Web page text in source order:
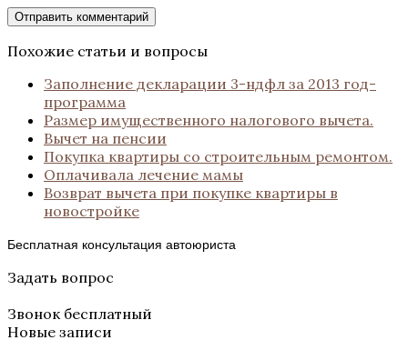
Похожие статьи и вопросы
Заполнение декларации 3-ндфл за 2013 год-
программа
Размер имущественного налогового вычета.
Вычет на пенсии
Покупка квартиры со строительным ремонтом.
Оплачивала лечение мамы
Возврат вычета при покупке квартиры в
новостройке
Бесплатная консультация автоюриста
Задать вопрос
Звонок бесплатный
Новые записи